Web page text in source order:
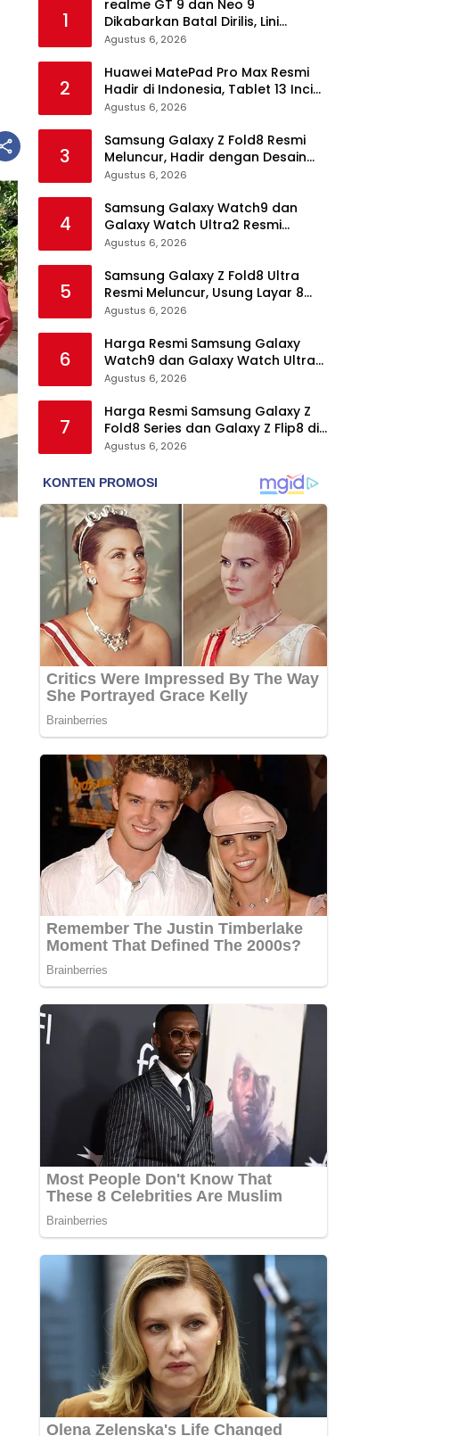
1
realme GT 9 dan Neo 9
Dikabarkan Batal Dirilis, Lini
Flagship realme Terancam
Agustus 6, 2026
2
Huawei MatePad Pro Max Resmi
Hadir di Indonesia, Tablet 13 Inci
Tertipis dan Teringan
Agustus 6, 2026
3
Samsung Galaxy Z Fold8 Resmi
Meluncur, Hadir dengan Desain
Lebih Pendek dan Lebar
Agustus 6, 2026
4
Samsung Galaxy Watch9 dan
Galaxy Watch Ultra2 Resmi
Meluncur, Bawa AI, Snapdragon
Baru
Agustus 6, 2026
5
Samsung Galaxy Z Fold8 Ultra
Resmi Meluncur, Usung Layar 8
Inci, Kamera 200MP dan
Agustus 6, 2026
6
Harga Resmi Samsung Galaxy
Watch9 dan Galaxy Watch Ultra2
di Indonesia, Mulai Rp5,9 Jutaan
Agustus 6, 2026
7
Harga Resmi Samsung Galaxy Z
Fold8 Series dan Galaxy Z Flip8 di
Indonesia, Mulai Rp19 Jutaan
Agustus 6, 2026